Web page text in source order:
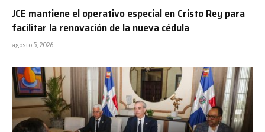
JCE mantiene el operativo especial en Cristo Rey para
facilitar la renovación de la nueva cédula
agosto 5, 2026